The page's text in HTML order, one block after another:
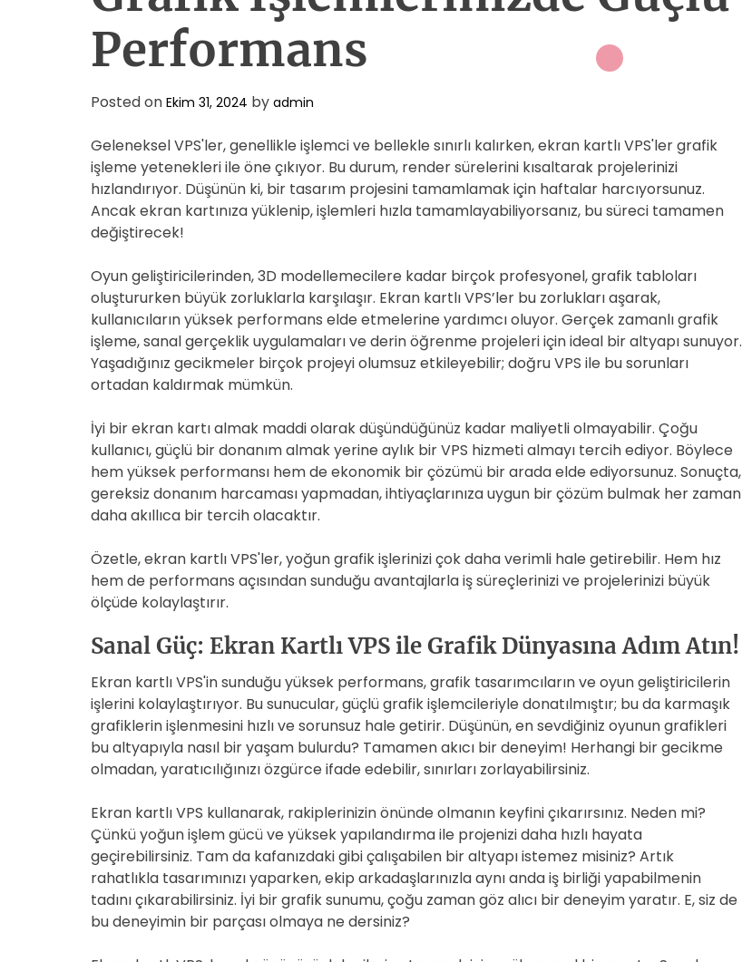
Performans
Posted on Ekim 31, 2024 by admin
Geleneksel VPS'ler, genellikle işlemci ve bellekle sınırlı kalırken, ekran kartlı VPS'ler grafik
işleme yetenekleri ile öne çıkıyor. Bu durum, render sürelerini kısaltarak projelerinizi
hızlandırıyor. Düşünün ki, bir tasarım projesini tamamlamak için haftalar harcıyorsunuz.
Ancak ekran kartınıza yüklenip, işlemleri hızla tamamlayabiliyorsanız, bu süreci tamamen
değiştirecek!
Oyun geliştiricilerinden, 3D modellemecilere kadar birçok profesyonel, grafik tabloları
oluştururken büyük zorluklarla karşılaşır. Ekran kartlı VPS’ler bu zorlukları aşarak,
kullanıcıların yüksek performans elde etmelerine yardımcı oluyor. Gerçek zamanlı grafik
işleme, sanal gerçeklik uygulamaları ve derin öğrenme projeleri için ideal bir altyapı sunuyor.
Yaşadığınız gecikmeler birçok projeyi olumsuz etkileyebilir; doğru VPS ile bu sorunları
ortadan kaldırmak mümkün.
İyi bir ekran kartı almak maddi olarak düşündüğünüz kadar maliyetli olmayabilir. Çoğu
kullanıcı, güçlü bir donanım almak yerine aylık bir VPS hizmeti almayı tercih ediyor. Böylece
hem yüksek performansı hem de ekonomik bir çözümü bir arada elde ediyorsunuz. Sonuçta,
gereksiz donanım harcaması yapmadan, ihtiyaçlarınıza uygun bir çözüm bulmak her zaman
daha akıllıca bir tercih olacaktır.
Özetle, ekran kartlı VPS'ler, yoğun grafik işlerinizi çok daha verimli hale getirebilir. Hem hız
hem de performans açısından sunduğu avantajlarla iş süreçlerinizi ve projelerinizi büyük
ölçüde kolaylaştırır.
Sanal Güç: Ekran Kartlı VPS ile Grafik Dünyasına Adım Atın!
Ekran kartlı VPS'in sunduğu yüksek performans, grafik tasarımcıların ve oyun geliştiricilerin
işlerini kolaylaştırıyor. Bu sunucular, güçlü grafik işlemcileriyle donatılmıştır; bu da karmaşık
grafiklerin işlenmesini hızlı ve sorunsuz hale getirir. Düşünün, en sevdiğiniz oyunun grafikleri
bu altyapıyla nasıl bir yaşam bulurdu? Tamamen akıcı bir deneyim! Herhangi bir gecikme
olmadan, yaratıcılığınızı özgürce ifade edebilir, sınırları zorlayabilirsiniz.
Ekran kartlı VPS kullanarak, rakiplerinizin önünde olmanın keyfini çıkarırsınız. Neden mi?
Çünkü yoğun işlem gücü ve yüksek yapılandırma ile projenizi daha hızlı hayata
geçirebilirsiniz. Tam da kafanızdaki gibi çalışabilen bir altyapı istemez misiniz? Artık
rahatlıkla tasarımınızı yaparken, ekip arkadaşlarınızla aynı anda iş birliği yapabilmenin
tadını çıkarabilirsiniz. İyi bir grafik sunumu, çoğu zaman göz alıcı bir deneyim yaratır. E, siz de
bu deneyimin bir parçası olmaya ne dersiniz?